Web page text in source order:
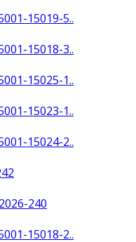
15019-5..
15018-3..
15025-1..
15023-1..
15024-2..
240
15018-2..